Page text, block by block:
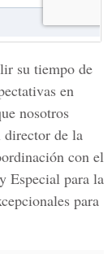
su tiempo de
en
nosotros
de la
con el
Especial para la
para